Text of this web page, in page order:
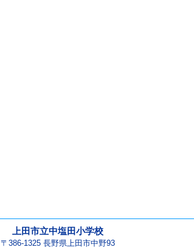
上田市立中塩田小学校
〒386-1325 長野県上田市中野93